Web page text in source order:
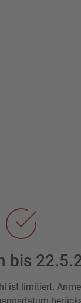
bis
ist limitiert.